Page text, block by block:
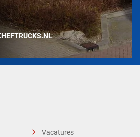
Vacatures